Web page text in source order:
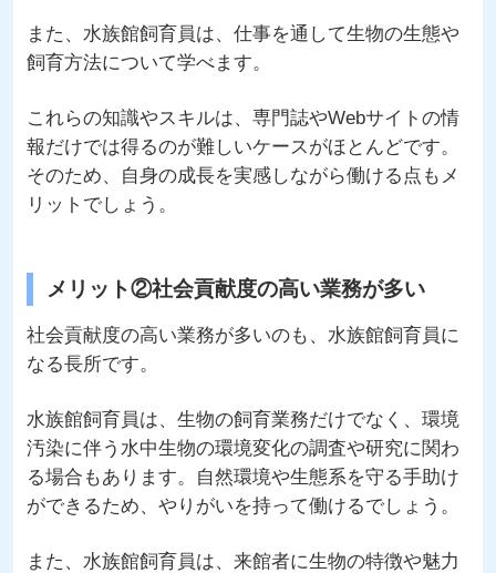
また、水族館飼育員は、仕事を通して生物の生態や
飼育方法について学べます。
これらの知識やスキルは、専門誌やWebサイトの情
報だけでは得るのが難しいケースがほとんどです。
そのため、自身の成長を実感しながら働ける点もメ
リットでしょう。
メリット②社会貢献度の高い業務が多い
社会貢献度の高い業務が多いのも、水族館飼育員に
なる長所です。
水族館飼育員は、生物の飼育業務だけでなく、環境
汚染に伴う水中生物の環境変化の調査や研究に関わ
る場合もあります。自然環境や生態系を守る手助け
ができるため、やりがいを持って働けるでしょう。
また、水族館飼育員は、来館者に生物の特徴や魅力